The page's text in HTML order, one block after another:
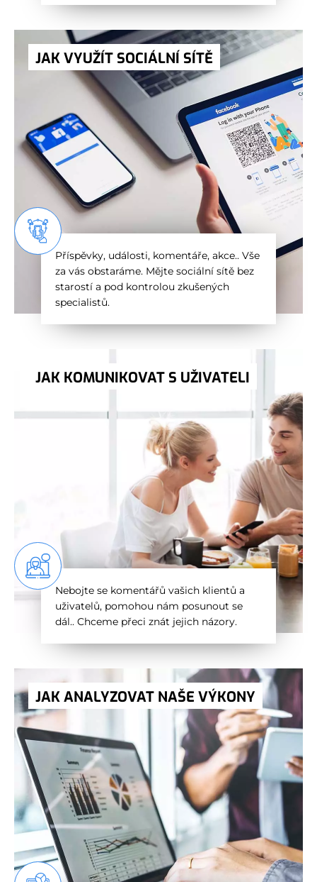
JAK VYUŽÍT SOCIÁLNÍ SÍTĚ
Příspěvky, události, komentáře, akce.. Vše
za vás obstaráme. Mějte sociální sítě bez
starostí a pod kontrolou zkušených
specialistů.
JAK KOMUNIKOVAT S UŽIVATELI
Nebojte se komentářů vašich klientů a
uživatelů, pomohou nám posunout se
dál.. Chceme přeci znát jejich názory.
JAK ANALYZOVAT NAŠE VÝKONY